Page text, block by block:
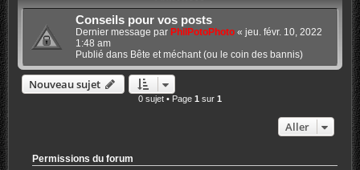
Conseils pour vos posts
Dernier message par PhilPotoPhoto« jeu. févr. 10, 2022
1:48 am
Publié dans Bête et méchant (ou le coin des bannis)
Nouveau sujet
0 sujet • Page 1 sur 1
Aller
Permissions du forum